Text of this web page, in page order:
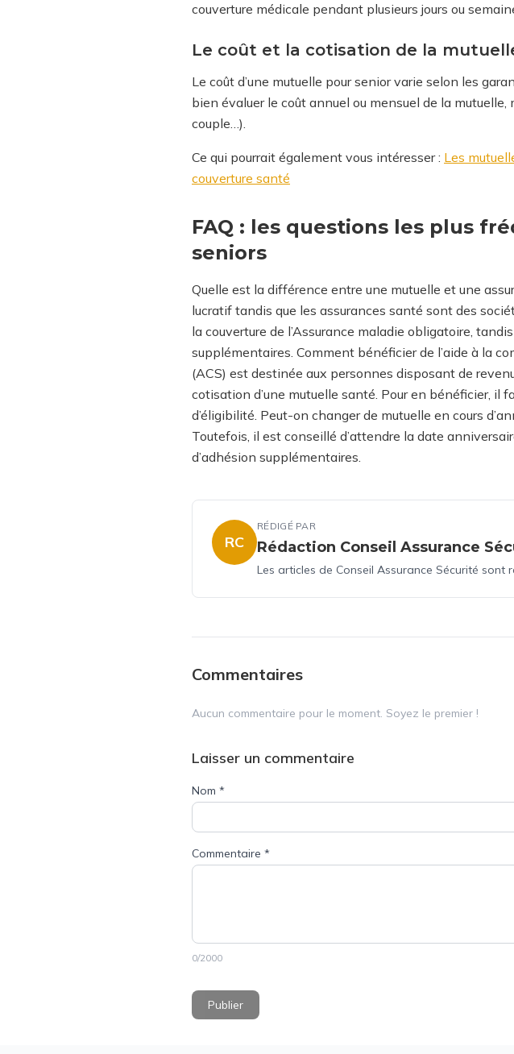
couverture médicale pendant plusieurs jours ou
Le coût et la cotisation de la
Le coût d’une mutuelle pour senior varie selon les
bien évaluer le coût annuel ou mensuel de la
couple…).
Ce qui pourrait également vous intéresser : Les
couverture santé
FAQ : les questions les plus
seniors
Quelle est la différence entre une mutuelle et une
lucratif tandis que les assurances santé sont des
la couverture de l’Assurance maladie obligatoire,
supplémentaires. Comment bénéficier de l’aide à la
(ACS) est destinée aux personnes disposant de
cotisation d’une mutuelle santé. Pour en bénéficier, il
d’éligibilité. Peut-on changer de mutuelle en cours
Toutefois, il est conseillé d’attendre la date
d’adhésion supplémentaires.
RC
RÉDIGÉ PAR
Rédaction Conseil Assurance
Les articles de Conseil Assurance Sécurité sont
Commentaires
Aucun commentaire pour le moment. Soyez le premier !
Laisser un commentaire
Nom *
Commentaire *
0/2000
Publier